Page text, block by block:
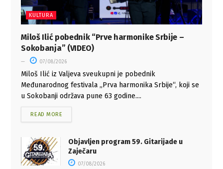
KULTURA
Miloš Ilić pobednik “Prve harmonike Srbije –
Sokobanja” (VIDEO)
07/08/2026
Miloš Ilić iz Valjeva sveukupni je pobednik
Međunarodnog festivala „Prva harmonika Srbije“, koji se
u Sokobanji održava pune 63 godine....
READ MORE
Objavljen program 59. Gitarijade u
Zaječaru
07/08/2026